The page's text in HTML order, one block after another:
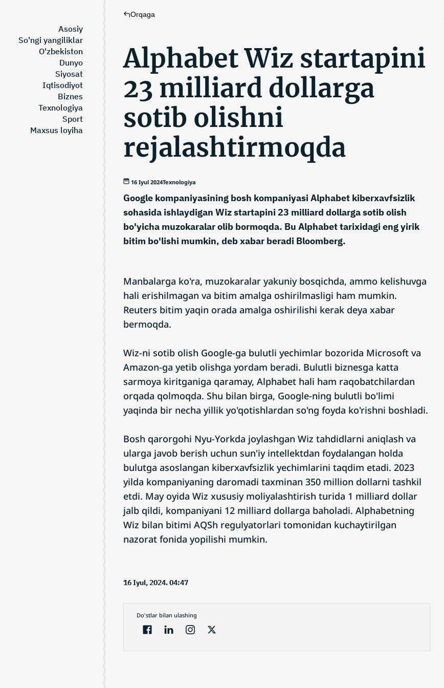
Asosiy
So'ngi yangiliklar
O'zbekiston
Dunyo
Siyosat
Iqtisodiyot
Biznes
Texnologiya
Sport
Maxsus loyiha
Orqaga
Alphabet Wiz startapini
23 milliard dollarga
sotib olishni
rejalashtirmoqda
16 Iyul 2024Texnologiya
Google kompaniyasining bosh kompaniyasi Alphabet kiberxavfsizlik
sohasida ishlaydigan Wiz startapini 23 milliard dollarga sotib olish
bo'yicha muzokaralar olib bormoqda. Bu Alphabet tarixidagi eng yirik
bitim bo'lishi mumkin, deb xabar beradi Bloomberg.
Manbalarga ko'ra, muzokaralar yakuniy bosqichda, ammo kelishuvga
hali erishilmagan va bitim amalga oshirilmasligi ham mumkin.
Reuters bitim yaqin orada amalga oshirilishi kerak deya xabar
bermoqda.
Wiz-ni sotib olish Google-ga bulutli yechimlar bozorida Microsoft va
Amazon-ga yetib olishga yordam beradi. Bulutli biznesga katta
sarmoya kiritganiga qaramay, Alphabet hali ham raqobatchilardan
orqada qolmoqda. Shu bilan birga, Google-ning bulutli bo'limi
yaqinda bir necha yillik yo'qotishlardan so'ng foyda ko'rishni boshladi.
Bosh qarorgohi Nyu-Yorkda joylashgan Wiz tahdidlarni aniqlash va
ularga javob berish uchun sun'iy intellektdan foydalangan holda
bulutga asoslangan kiberxavfsizlik yechimlarini taqdim etadi. 2023
yilda kompaniyaning daromadi taxminan 350 million dollarni tashkil
etdi. May oyida Wiz xususiy moliyalashtirish turida 1 milliard dollar
jalb qildi, kompaniyani 12 milliard dollarga baholadi. Alphabetning
Wiz bilan bitimi AQSh regulyatorlari tomonidan kuchaytirilgan
nazorat fonida yopilishi mumkin.
16 Iyul, 2024. 04:47
Do'stlar bilan ulashing